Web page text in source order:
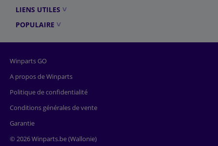
LIENS UTILES
POPULAIRE
Winparts GO
A propos de Winparts
Politique de confidentialité
Conditions générales de vente
Garantie
© 2026 Winparts.be (Wallonie)